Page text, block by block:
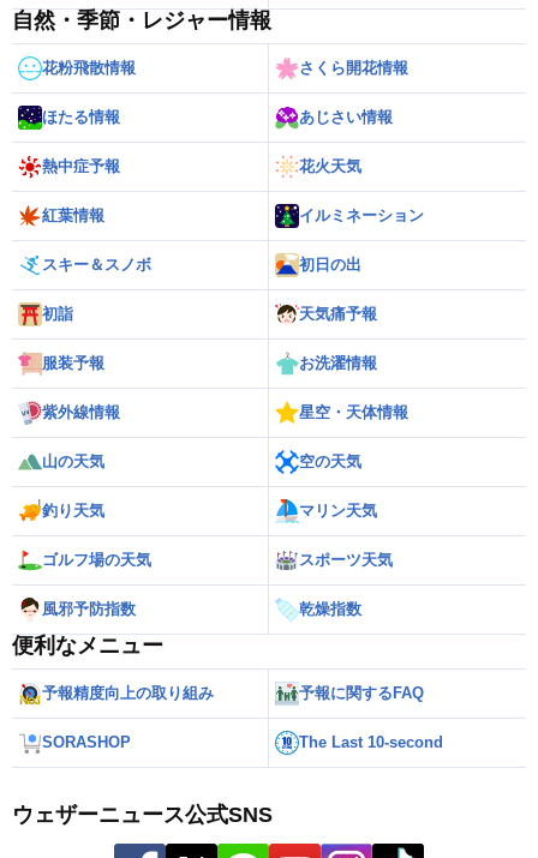
自然・季節・レジャー情報
花粉飛散情報 さくら開花情報
ほたる情報 あじさい情報
熱中症予報 花火天気
紅葉情報 イルミネーション
スキー＆スノボ 初日の出
初詣 天気痛予報
服装予報 お洗濯情報
紫外線情報 星空・天体情報
山の天気 空の天気
釣り天気 マリン天気
ゴルフ場の天気 スポーツ天気
風邪予防指数 乾燥指数
便利なメニュー
予報精度向上の取り組み 予報に関するFAQ
SORASHOP The Last 10-second
ウェザーニュース公式SNS